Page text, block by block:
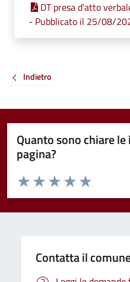
DT presa d'atto
- Pubblicato il 25/08/
Indietro
Quanto sono chiare
pagina?
Valuta da 1 a 5 stelle la pagina
Valuta 5
Valuta 4 stelle
Valuta 3 stelle su 5
Valuta 2 stelle su 5
Valuta 1 stelle su 5
Contatta il